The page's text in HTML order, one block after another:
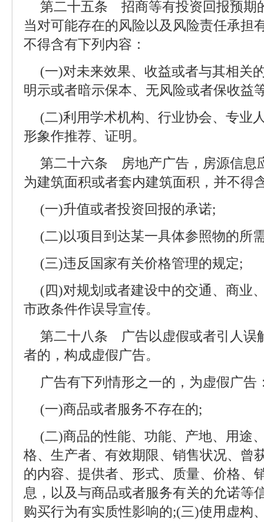
第二十五条 招商等有投资回报预期
当对可能存在的风险以及风险责任承担
不得含有下列内容：
(一)对未来效果、收益或者与其相关
明示或者暗示保本、无风险或者保收益
(二)利用学术机构、行业协会、专业
形象作推荐、证明。
第二十六条 房地产广告，房源信息
为建筑面积或者套内建筑面积，并不得
(一)升值或者投资回报的承诺;
(二)以项目到达某一具体参照物的所
(三)违反国家有关价格管理的规定;
(四)对规划或者建设中的交通、商业
市政条件作误导宣传。
第二十八条 广告以虚假或者引人误
者的，构成虚假广告。
广告有下列情形之一的，为虚假广告
(一)商品或者服务不存在的;
(二)商品的性能、功能、产地、用途
格、生产者、有效期限、销售状况、曾
的内容、提供者、形式、质量、价格、
息，以及与商品或者服务有关的允诺等
购买行为有实质性影响的;(三)使用虚构